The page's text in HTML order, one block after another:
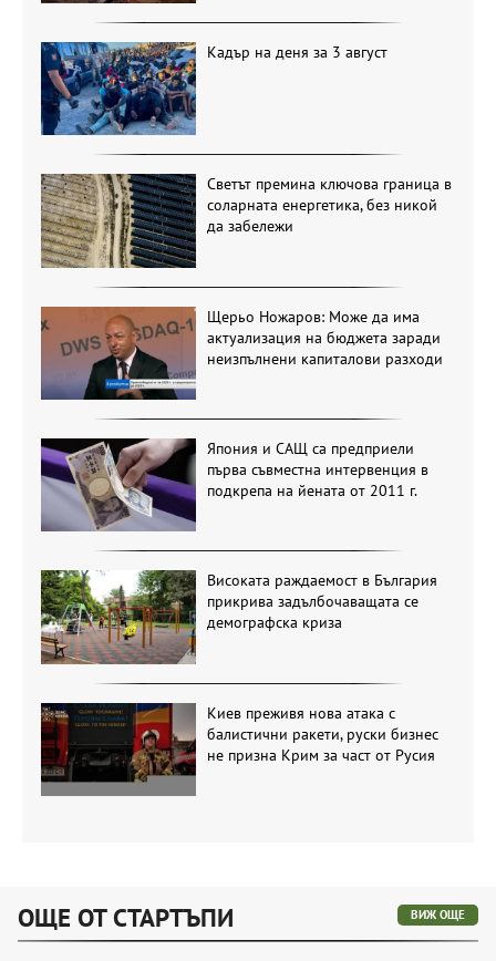
Кадър на деня за 3 август
Светът премина ключова граница в
соларната енергетика, без никой
да забележи
Щерьо Ножаров: Може да има
актуализация на бюджета заради
неизпълнени капиталови разходи
Япония и САЩ са предприели
първа съвместна интервенция в
подкрепа на йената от 2011 г.
Високата раждаемост в България
прикрива задълбочаващата се
демографска криза
Киев преживя нова атака с
балистични ракети, руски бизнес
не призна Крим за част от Русия
ОЩЕ ОТ СТАРТЪПИ ВИЖ ОЩЕ